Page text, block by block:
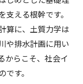
える根幹です。
算に、土質力学は
や排水計画に用い
からこそ、社会イ
す。